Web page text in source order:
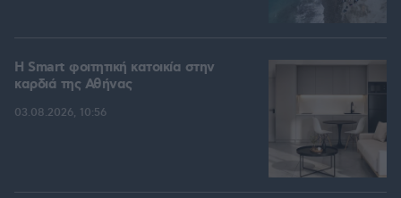
Η Smart φοιτητική κατοικία στην
καρδιά της Αθήνας
03.08.2026, 10:56